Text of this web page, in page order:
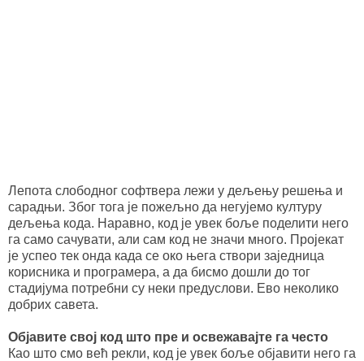
Лепотa слободног софтвера лежи у дељењу решења и
сарадњи. Због тога је пожељно да негујемо културу
дељења кода. Наравно, код је увек боље поделити него
га само сачувати, али сам код не значи много. Пројекат
је успео тек онда када се око њега створи заједница
корисника и програмера, а да бисмо дошли до тог
стадијума потребни су неки предуслови. Ево неколико
добрих савета.
Објавите свој код што пре и освежавајте га често
Као што смо већ рекли, код је увек боље објавити него га